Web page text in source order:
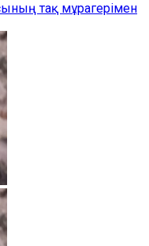
тақ мұрагерімен